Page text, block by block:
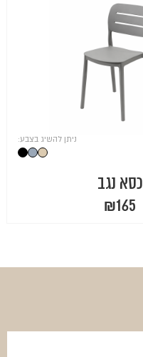
ניתן להשיג בצבע:
כסא נגב
₪165